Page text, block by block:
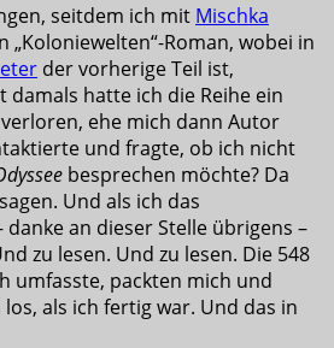
seitdem ich mit Mischka
„Koloniewelten“-Roman, wobei in
der vorherige Teil ist,
damals hatte ich die Reihe ein
ehe mich dann Autor
und fragte, ob ich nicht
besprechen möchte? Da
Und als ich das
danke an dieser Stelle übrigens –
zu lesen. Und zu lesen. Die 548
umfasste, packten mich und
als ich fertig war. Und das in